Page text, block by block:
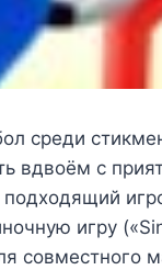
среди
вдвоём с
игру
совместного